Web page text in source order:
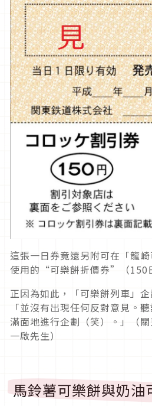
這張一日券竟還另附可在「龍
使用的“可樂餅折價券”（150
正因為如此，「可樂餅列車」
「並沒有出現任何反對意見。
滿面地進行企劃（笑）。」（
一啟先生）
馬鈴薯可樂餅與奶油